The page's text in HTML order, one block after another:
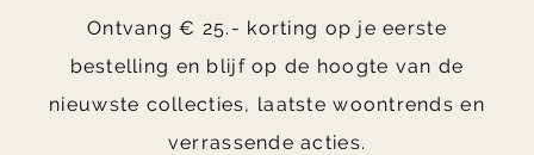
Ontvang € 25.- korting op je eerste
bestelling en blijf op de hoogte van de
nieuwste collecties, laatste woontrends en
verrassende acties.